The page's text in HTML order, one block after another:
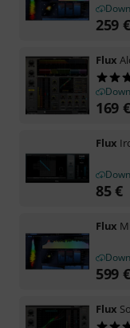
259 €
Flux
169 €
Flux
85€
Flux
599 €
Flux